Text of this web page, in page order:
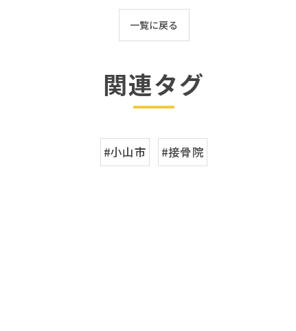
一覧に戻る
関連タグ
#小山市 #接骨院